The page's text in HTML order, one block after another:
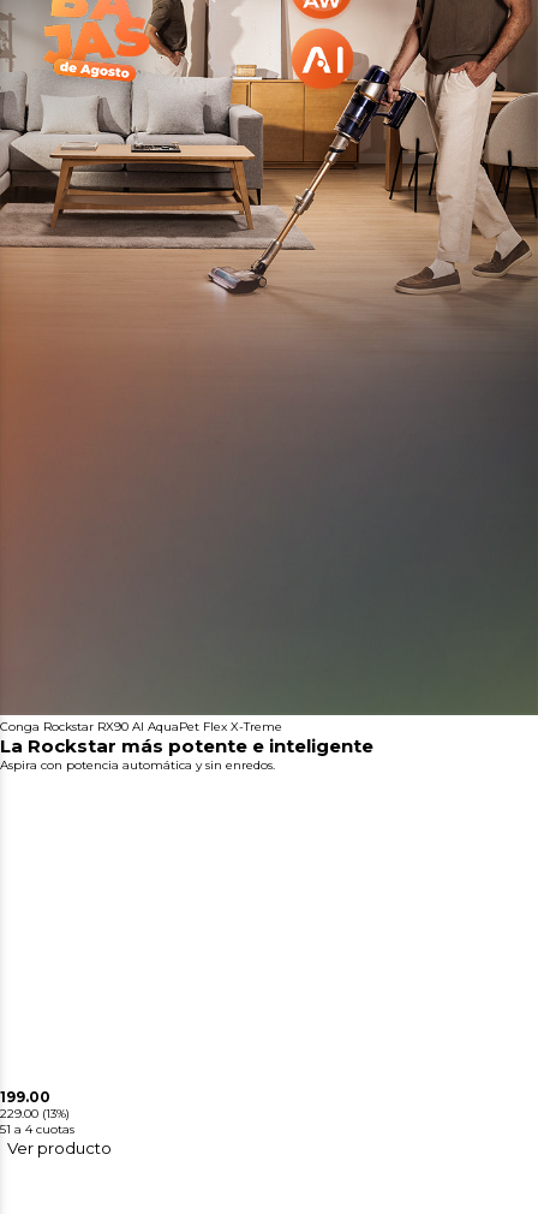
Conga Rockstar RX90 AI AquaPet Flex X-Treme
La Rockstar más potente e inteligente
Aspira con potencia automática y sin enredos.
199.00
229.00 (13%)
51 a 4 cuotas
Ver producto